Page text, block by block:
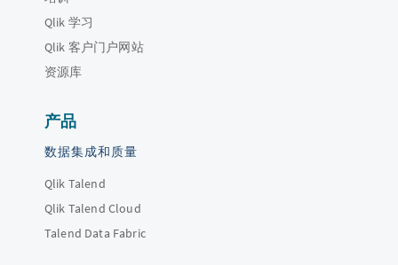
Qlik 学习
Qlik 客户门户网站
资源库
产品
数据集成和质量
Qlik Talend
Qlik Talend Cloud
Talend Data Fabric